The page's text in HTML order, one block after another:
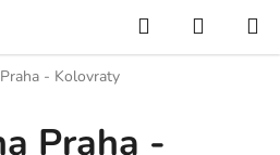
Hledat
KOŠÍK
- Kolovraty
Praha -